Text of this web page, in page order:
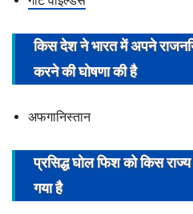
s
t
v
किस देश ने भारत में अपने
करने की घोषणा की है
अफगानिस्तान
प्रसिद्धघोल फिशको किस राज्य
गया है